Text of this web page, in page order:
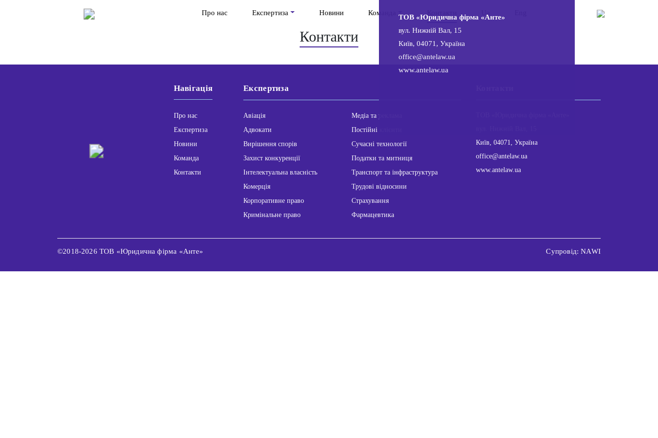
Про нас Експертиза Новини Команда
Контакти
ТОВ «Юридична фірма «Анте»
вул. Нижній Вал, 15
Київ, 04071, Україна
office@antelaw.ua
www.antelaw.ua
Навігація
Про нас
Експертиза
Новини
Команда
Контакти
Експертиза
Авіація
Адвокати
Вирішення спорів
Захист конкуренції
Інтелектуальна власність
Комерція
Корпоративне право
Кримінальне право
Медіа та реклама
Постійні клієнти
Сучасні технології
Податки та митниця
Транспорт та інфраструктура
Трудові відносини
Страхування
Фармацевтика
Київ, 04071, Україна
office@antelaw.ua
www.antelaw.ua
©2018-2026 ТОВ «Юридична фірма «Анте» Супровід: NAWI